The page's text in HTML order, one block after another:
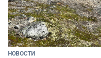
НОВОСТИ